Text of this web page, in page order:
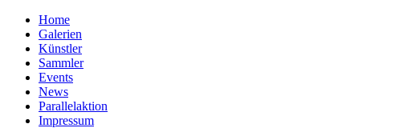
Home
Galerien
Künstler
Sammler
Events
News
Parallelaktion
Impressum